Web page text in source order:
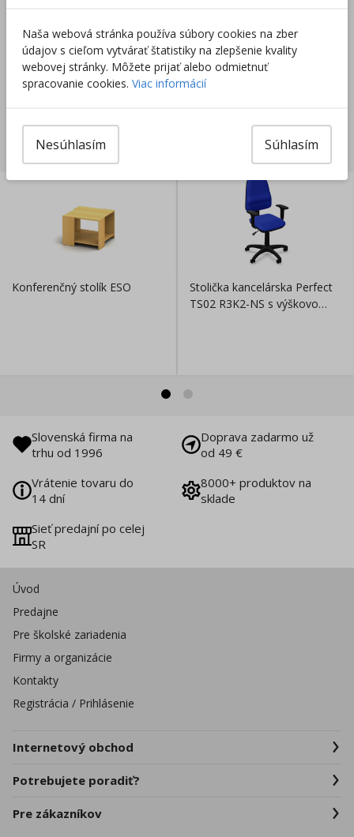
Kalkulácia ceny
Konferenčný stolík ESO
Stolička kancelárska Perfect
TS02 R3K2-NS s výškovo
Slovenská firma na
trhu od 1996
Doprava zadarmo už
od 49 €
Vrátenie tovaru do
14 dní
8000+ produktov na
sklade
Sieť predajní po celej
SR
Úvod
Predajne
Pre školské zariadenia
Firmy a organizácie
Kontakty
Registrácia / Prihlásenie
Internetový obchod
Potrebujete poradiť?
Pre zákazníkov
Naša webová stránka používa súbory cookies na zber
údajov s cieľom vytvárať štatistiky na zlepšenie kvality
webovej stránky. Môžete prijať alebo odmietnuť
spracovanie cookies. Viac informácií
Súhlasím
Nesúhlasím